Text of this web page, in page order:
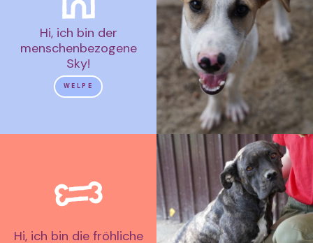
Hi, ich bin der
menschenbezogene
Sky!
WELPE
Hi, ich bin die fröhliche